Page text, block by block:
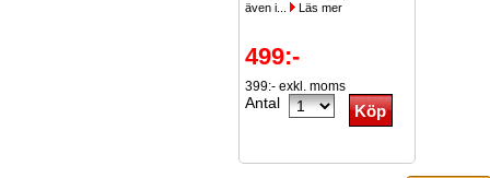
även i...
Läs mer
499:-
399:- exkl. moms
Antal